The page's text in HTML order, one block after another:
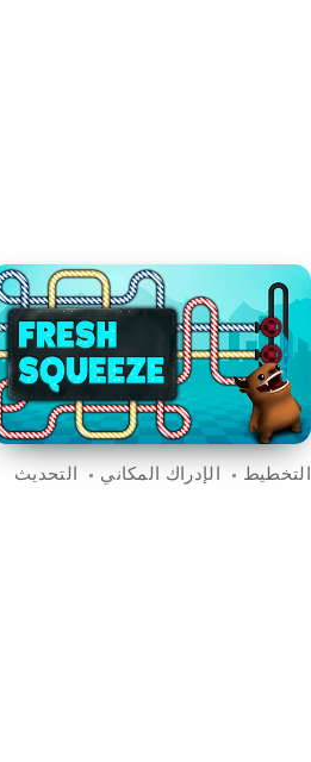
التخطيط الإدراك المكاني التحديث